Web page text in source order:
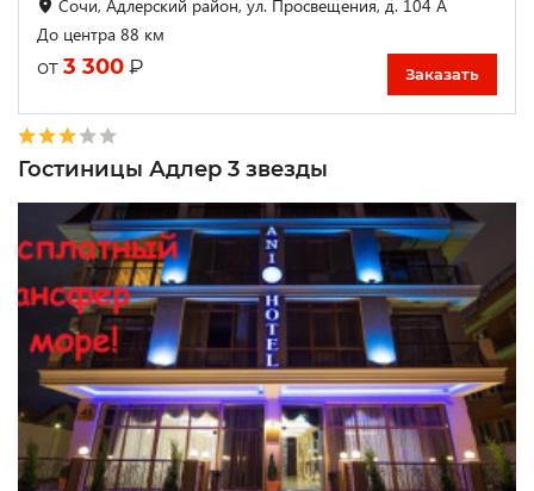
Сочи, Адлерский район, ул. Просвещения, д. 104 А
До центра 88 км
от 3 300 ₽ Заказать
Гостиницы Адлер 3 звезды